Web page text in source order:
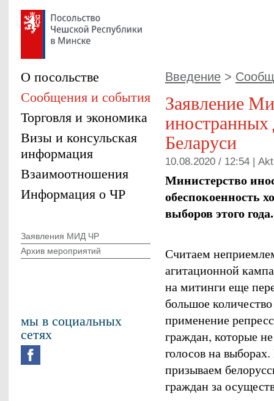
Введение >
Заявление
иностранных
Беларуси
10.08.2020 / 12:54 |
Министерство
обеспокоенность
выборов этого года.
Считаем
агитационной
на митинги еще
большое
применение
граждан, которые
голосов на
призываем
граждан за
О посольстве
Сообщения и события
Торговля и экономика
Визы и консульская
информация
Взаимоотношения
Информация о ЧР
Заявления МИД ЧР
Архив мероприятий
мы в социальных
сетях